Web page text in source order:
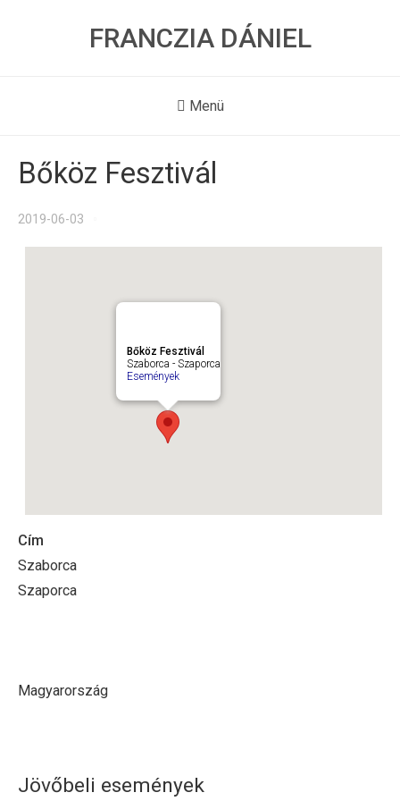
FRANCZIA DÁNIEL
Menü
Bőköz Fesztivál
2019-06-03
Bőköz Fesztivál
Szaborca - Szaporca
Események
Cím
Szaborca
Szaporca
Magyarország
Jövőbeli események